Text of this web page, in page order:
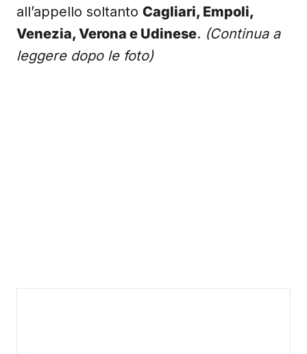
all’appello soltanto Cagliari, Empoli,
Venezia, Verona e Udinese. (Continua a
leggere dopo le foto)